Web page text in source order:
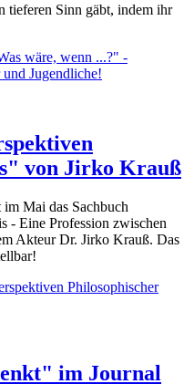
tieferen Sinn gäbt, indem ihr
wäre, wenn ...?" -
Jugendliche!
von Jirko Krauß
Mai das Sachbuch
- Eine Profession zwischen
Akteur Dr. Jirko Krauß. Das
Philosophischer
im Journal